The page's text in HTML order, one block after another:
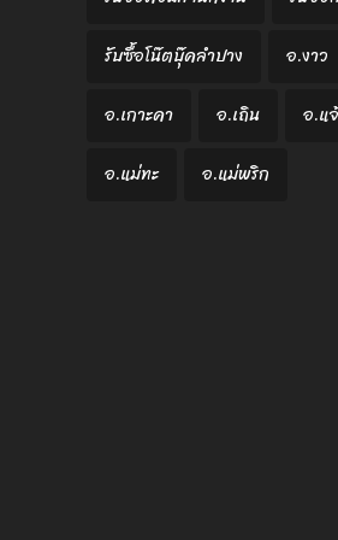
รับซื้อโน๊ตบุ๊คลำปาง
อ.งาว
อ.เกาะคา
อ.เถิน
อ.แ
อ.แม่ทะ
อ.แม่พริก